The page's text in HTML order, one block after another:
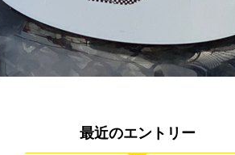
最近のエントリー